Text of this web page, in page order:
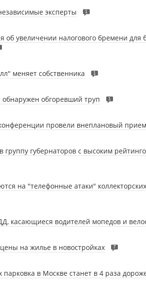
эксперты 1
увеличении налогового бремени для
меняет собственника 1
обгоревший труп 1
провели внеплановый
группу губернаторов с высоким
на "телефонные атаки"
касающиеся водителей мопедов и
на жилье в новостройках 7
в Москве станет в 4 раза